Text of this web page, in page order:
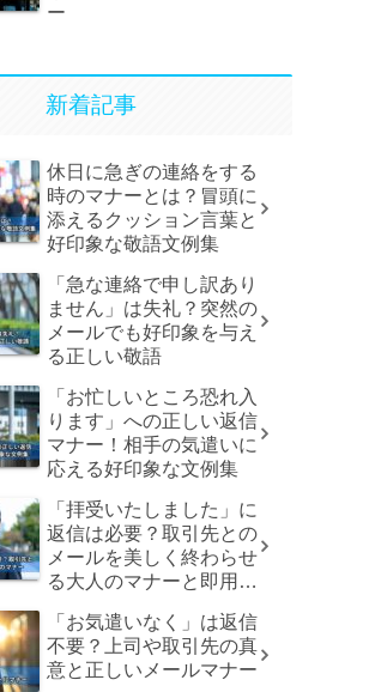
ー
新着記事
休日に急ぎの連絡をする
時のマナーとは？冒頭に
添えるクッション言葉と
好印象な敬語文例集
「急な連絡で申し訳あり
ません」は失礼？突然の
メールでも好印象を与え
る正しい敬語
「お忙しいところ恐れ入
ります」への正しい返信
マナー！相手の気遣いに
応える好印象な文例集
「拝受いたしました」に
返信は必要？取引先との
メールを美しく終わらせ
る大人のマナーと即用文
「お気遣いなく」は返信
不要？上司や取引先の真
意と正しいメールマナー